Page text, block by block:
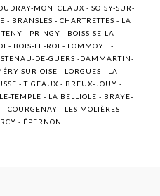
MONTCEAUX - SOISY-SUR-
- BRANSLES - CHARTRETTES - LA
- PRINGY - BOISSISE-LA-
- BOIS-LE-ROI - LOMMOYE -
DE-GUERS -DAMMARTIN-
SUR-OISE - LORGUES - LA-
- TIGEAUX - BREUX-JOUY -
TEMPLE - LA BELLIOLE - BRAYE-
COURGENAY - LES MOLIÈRES -
- ÉPERNON